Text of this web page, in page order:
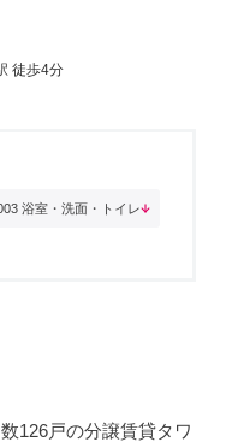
徒歩4分
浴室・洗面・トイレ
126戸の分譲賃貸タワ